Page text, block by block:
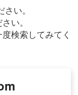
い。
い。
検索してみてく